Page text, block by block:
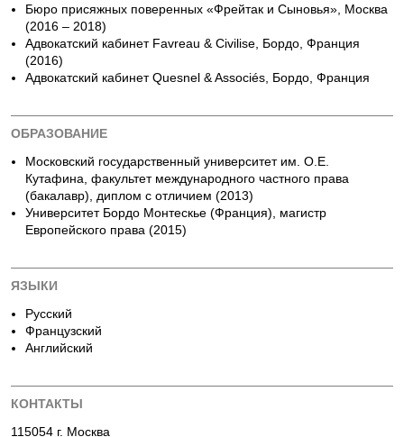
Бюро присяжных поверенных «Фрейтак и Сыновья», Москва
(2016 – 2018)
Адвокатский кабинет Favreau & Civilise, Бордо, Франция
(2016)
Адвокатский кабинет Quesnel & Associés, Бордо, Франция
ОБРАЗОВАНИЕ
Московский государственный университет им. О.Е.
Кутафина, факультет международного частного права
(бакалавр), диплом с отличием (2013)
Университет Бордо Монтескье (Франция), магистр
Европейского права (2015)
ЯЗЫКИ
Русский
Французский
Английский
КОНТАКТЫ
115054 г. Москва